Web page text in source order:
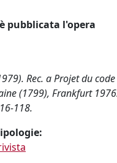
pubblicata l'opera
Rec. a Projet du
(1799), Frankfurt
118.